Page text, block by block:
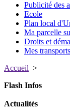
Publicité des
Ecole
Plan local
Ma parcelle
Droits et
Mes
Accueil >
Flash Infos
Actualités